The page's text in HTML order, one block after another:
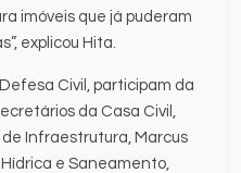
imóveis que já puderam
explicou Hita.
Civil, participam da
da Casa Civil,
Infraestrutura, Marcus
e Saneamento,